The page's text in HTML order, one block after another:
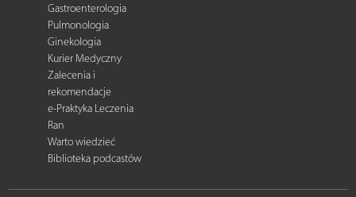
Gastroenterologia
Pulmonologia
Ginekologia
Kurier Medyczny
Zalecenia i
rekomendacje
e-Praktyka Leczenia
Ran
Warto wiedzieć
Biblioteka podcastów